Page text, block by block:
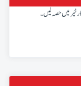
خیر میں حصہ لیں۔